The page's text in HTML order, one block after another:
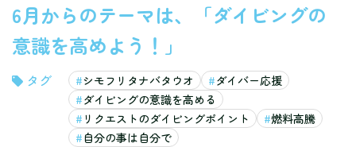
6月からのテーマは、「ダイビングの
意識を高めよう！」
シモフリタナバタウオ
ダイバー応援
ダイビングの意識を高める
リクエストのダイビングポイント
燃料高騰
自分の事は自分で